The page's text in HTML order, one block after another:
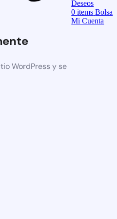
WordPress y se
Deseos
0items Bolsa
Mi Cuenta